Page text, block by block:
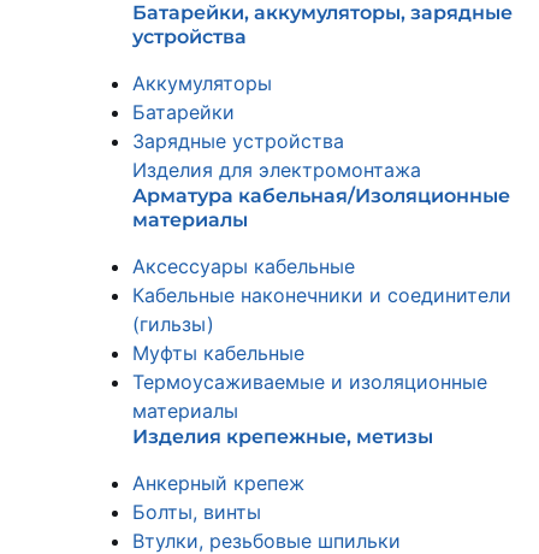
Батарейки, аккумуляторы, зарядные
устройства
Аккумуляторы
Батарейки
Зарядные устройства
Изделия для электромонтажа
Арматура кабельная/Изоляционные
материалы
Аксессуары кабельные
Кабельные наконечники и соединители
(гильзы)
Муфты кабельные
Термоусаживаемые и изоляционные
материалы
Изделия крепежные, метизы
Анкерный крепеж
Болты, винты
Втулки, резьбовые шпильки